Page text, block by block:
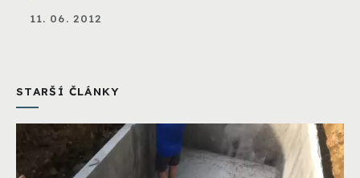
11. 06. 2012
STARŠÍ ČLÁNKY